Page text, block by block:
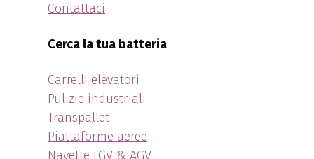
Contattaci
Cerca la tua batteria
Carrelli elevatori
Pulizie industriali
Transpallet
Piattaforme aeree
Navette LGV & AGV